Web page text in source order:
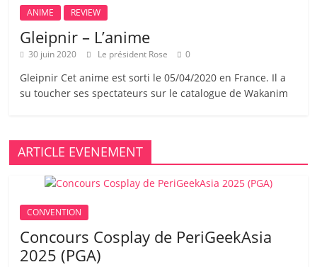
ANIME REVIEW
Gleipnir – L’anime
30 juin 2020 Le président Rose 0
Gleipnir Cet anime est sorti le 05/04/2020 en France. Il a
su toucher ses spectateurs sur le catalogue de Wakanim
ARTICLE EVENEMENT
CONVENTION
Concours Cosplay de PeriGeekAsia
2025 (PGA)